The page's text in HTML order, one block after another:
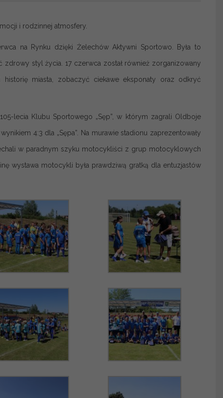
i rodzinnej atmosfery.
na Rynku dzięki Żelechów Aktywni Sportowo. Była to
styl życia. 17 czerwca został również zorganizowany
miasta, zobaczyć ciekawe eksponaty oraz odkryć
lecia Klubu Sportowego „Sęp”, w którym zagrali Oldboje
4:3 dla „Sępa”. Na murawie stadionu zaprezentowały
w paradnym szyku motocykliści z grup motocyklowych
wystawa motocykli była prawdziwą gratką dla entuzjastów